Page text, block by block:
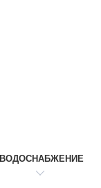
ВОДОСНАБЖЕНИЕ